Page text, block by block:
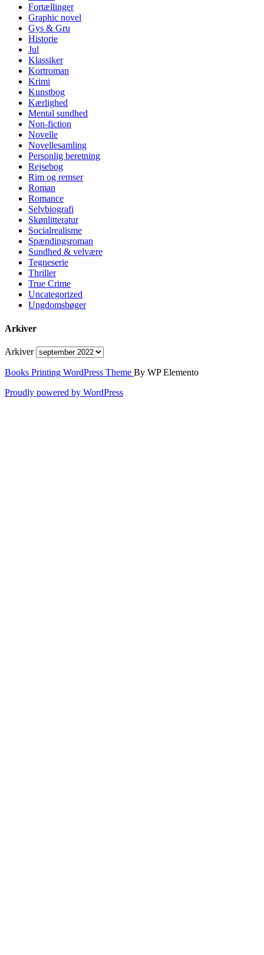
Fortællinger
Graphic novel
Gys & Gru
Historie
Jul
Klassiker
Kortroman
Krimi
Kunstbog
Kærlighed
Mental sundhed
Non-fiction
Novelle
Novellesamling
Personlig beretning
Rejsebog
Rim og remser
Roman
Romance
Selvbiografi
Skønlitteratur
Socialrealisme
Spændingsroman
Sundhed & velvære
Tegneserie
Thriller
True Crime
Uncategorized
Ungdomsbøger
Arkiver
Arkiver
Books Printing WordPress Theme By WP Elemento
Proudly powered by WordPress